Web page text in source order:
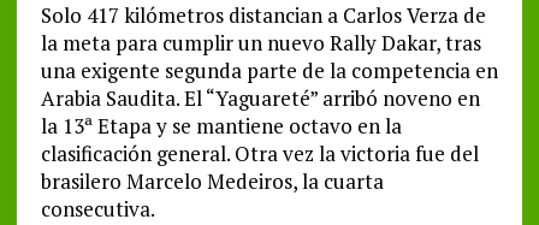
Solo 417 kilómetros distancian a Carlos Verza de
la meta para cumplir un nuevo Rally Dakar, tras
una exigente segunda parte de la competencia en
Arabia Saudita. El “Yaguareté” arribó noveno en
la 13ª Etapa y se mantiene octavo en la
clasificación general. Otra vez la victoria fue del
brasilero Marcelo Medeiros, la cuarta
consecutiva.